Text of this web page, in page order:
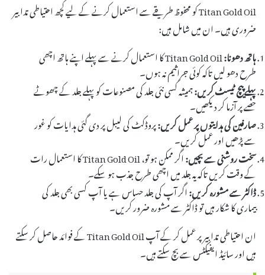
Titan Gold Oil کو محفوظ طریقے سے استعمال کرنے کے لیے کچھ احتیاطی تدابیر
ضروری ہیں۔ ان میں شامل ہیں:
ہاتھ دھونا:
Titan Gold Oil کا استعمال کرنے سے پہلے اپنے ہاتھ اچھی
طرح دھو لیں تاکہ کوئی جراثیم نہ ہوں۔
پہلے پیچ ٹیسٹ کریں:ہمیشہ کسی نئی جلد کی مصنوعات کو پہلے جلد کے چھوٹے
حصے پر آزما کر دیکھیں۔
صارفین کی ہدایتوں پر عمل کریں:پروڈکٹ کی لیبل پر دی گئی ہدایات کو غور
سے پڑھیں اور عمل کریں۔
سخت روشنی سے بچیں:
اگر ممکن ہو تو، Titan Gold Oil کا استعمال رات
کے وقت کریں تاکہ یہ جلد میں اچھی طرح جذب ہو سکے۔
ڈاکٹر سے مشورہ کریں:اگر آپ کی جلد حساس ہے یا آپ کسی بھی جلد کی
بیماری کا شکار ہیں تو ڈاکٹر سے مشورہ ضرور کریں۔
ان احتیاطی تدابیر پر عمل کر کے آپ Titan Gold Oil کے فوائد حاصل کر سکتے
ہیں اور سائیڈ ایفیکٹس سے بچ سکتے ہیں۔